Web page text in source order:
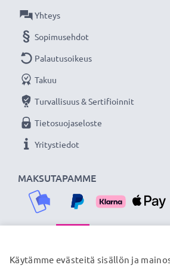
verkkokauppa, joka tarjoaa
siksi tarjoamme 36 kuukauden
MAKSUTAPAMME
Yhteys
Sopimusehdot
Palautusoikeus
Takuu
Turvallisuus & Sertifioinnit
Tietosuojaseloste
Yritystiedot
TOIMITUSKUMPPANIMME
Käytämme evästeitä sisällön ja